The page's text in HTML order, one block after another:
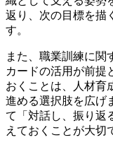
返り、次の目標を描
す。
また、職業訓練に関
カードの活用が前提
おくことは、人材育
進める選択肢を広げ
て「対話し、振り返
えておくことが大切